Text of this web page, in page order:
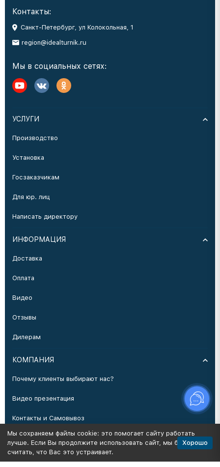
Контакты:
Санкт-Петербург, ул Колокольная, 1
region@idealturnik.ru
Мы в социальных сетях:
УСЛУГИ
Производство
Установка
Госзаказчикам
Для юр. лиц
Написать директору
ИНФОРМАЦИЯ
Доставка
Оплата
Видео
Отзывы
Дилерам
КОМПАНИЯ
Почему клиенты выбирают нас?
Видео презентация
Контакты и Самовывоз
Производство
Мы сохраняем файлы cookie: это помогает сайту работать
лучше. Если Вы продолжите использовать сайт, мы будем
считать, что Вас это устраивает.
Хорошо